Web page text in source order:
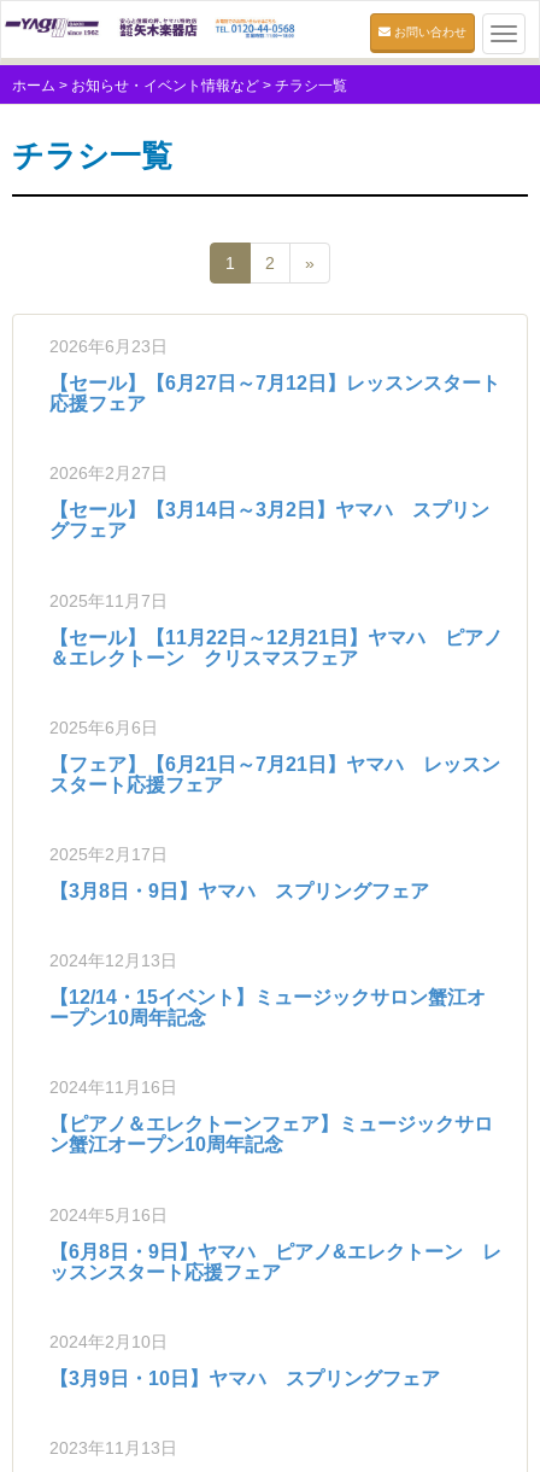
お問い合わせ
ホーム > お知らせ・イベント情報など > チラシ一覧
チラシ一覧
1 2 »
2026年6月23日
【セール】【6月27日～7月12日】レッスンスタート
応援フェア
2026年2月27日
【セール】【3月14日～3月2日】ヤマハ スプリン
グフェア
2025年11月7日
【セール】【11月22日～12月21日】ヤマハ ピアノ
＆エレクトーン クリスマスフェア
2025年6月6日
【フェア】【6月21日～7月21日】ヤマハ レッスン
スタート応援フェア
2025年2月17日
【3月8日・9日】ヤマハ スプリングフェア
2024年12月13日
【12/14・15イベント】ミュージックサロン蟹江オ
ープン10周年記念
2024年11月16日
【ピアノ＆エレクトーンフェア】ミュージックサロ
ン蟹江オープン10周年記念
2024年5月16日
【6月8日・9日】ヤマハ ピアノ&エレクトーン レ
ッスンスタート応援フェア
2024年2月10日
【3月9日・10日】ヤマハ スプリングフェア
2023年11月13日